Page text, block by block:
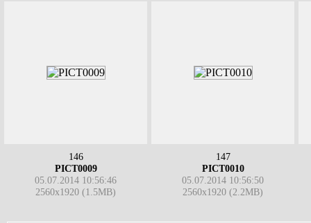
146
PICT0009
05.07.2014 10:56:46
2560x1920 (1.5MB)
147
PICT0010
05.07.2014 10:56:50
2560x1920 (2.2MB)